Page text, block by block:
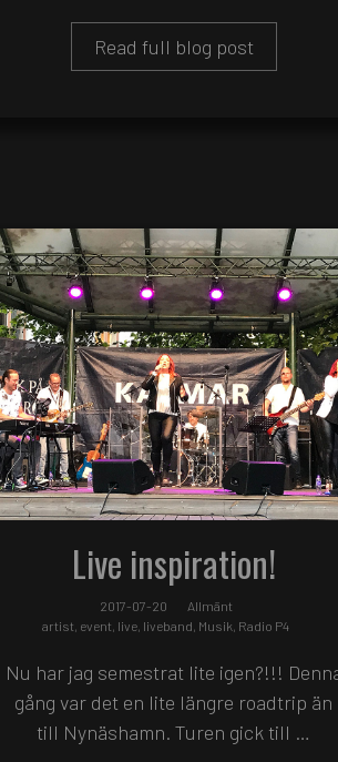
Read full blog post
Live inspiration!
2017-07-20
Allmänt
artist event live liveband Musik Radio P4
Nu har jag semestrat lite igen?!!!
gång var det en lite längre roadtrip än
till Nynäshamn. Turen gick till …